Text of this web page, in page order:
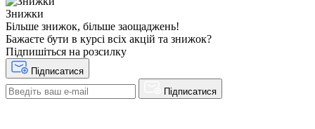
Знижки
Більше знижок, більше заощаджень!
Бажаєте бути в курсі всіх акцій та знижок?
Підпишіться на розсилку
Підписатися
Підписатися